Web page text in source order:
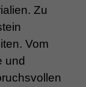
Zu
Vom
und